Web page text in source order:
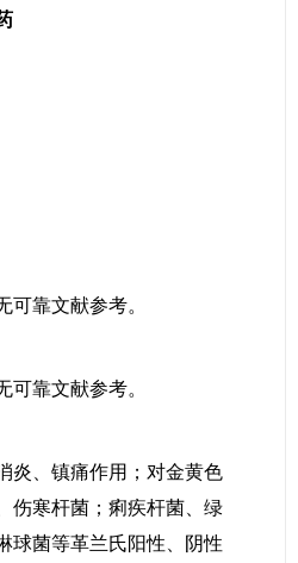
可靠文献参考。
可靠文献参考。
炎、镇痛作用；对金黄色
伤寒杆菌；痢疾杆菌、绿
球菌等革兰氏阳性、阴性